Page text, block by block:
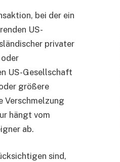
bei der ein
US-
privater
US-Gesellschaft
größere
Verschmelzung
hängt vom
ab.
sind,